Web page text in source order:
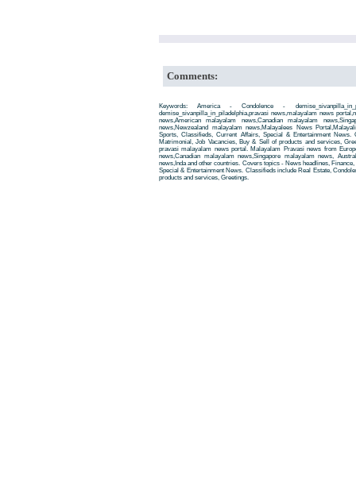
Comments:
Keywords: America - Condolence -
demise_sivanpilla_in_piladelphia,pravasi news,malayalam news
news,American malayalam news,Canadian malayalam
news,Newzealand malayalam news,Malayalees News
Sports, Classifieds, Current Affairs, Special & Entertainment News.
Matrimonial, Job Vacancies, Buy & Sell of products and services,
pravasi malayalam news portal. Malayalam Pravasi news from
news,Canadian malayalam news,Singapore malayalam news,
news,Inda and other countries. Covers topics - News headlines,
Special & Entertainment News. Classifieds include Real Estate,
products and services, Greetings.